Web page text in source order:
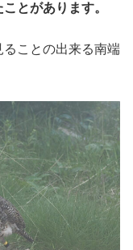
とがあります。
ことの出来る南端